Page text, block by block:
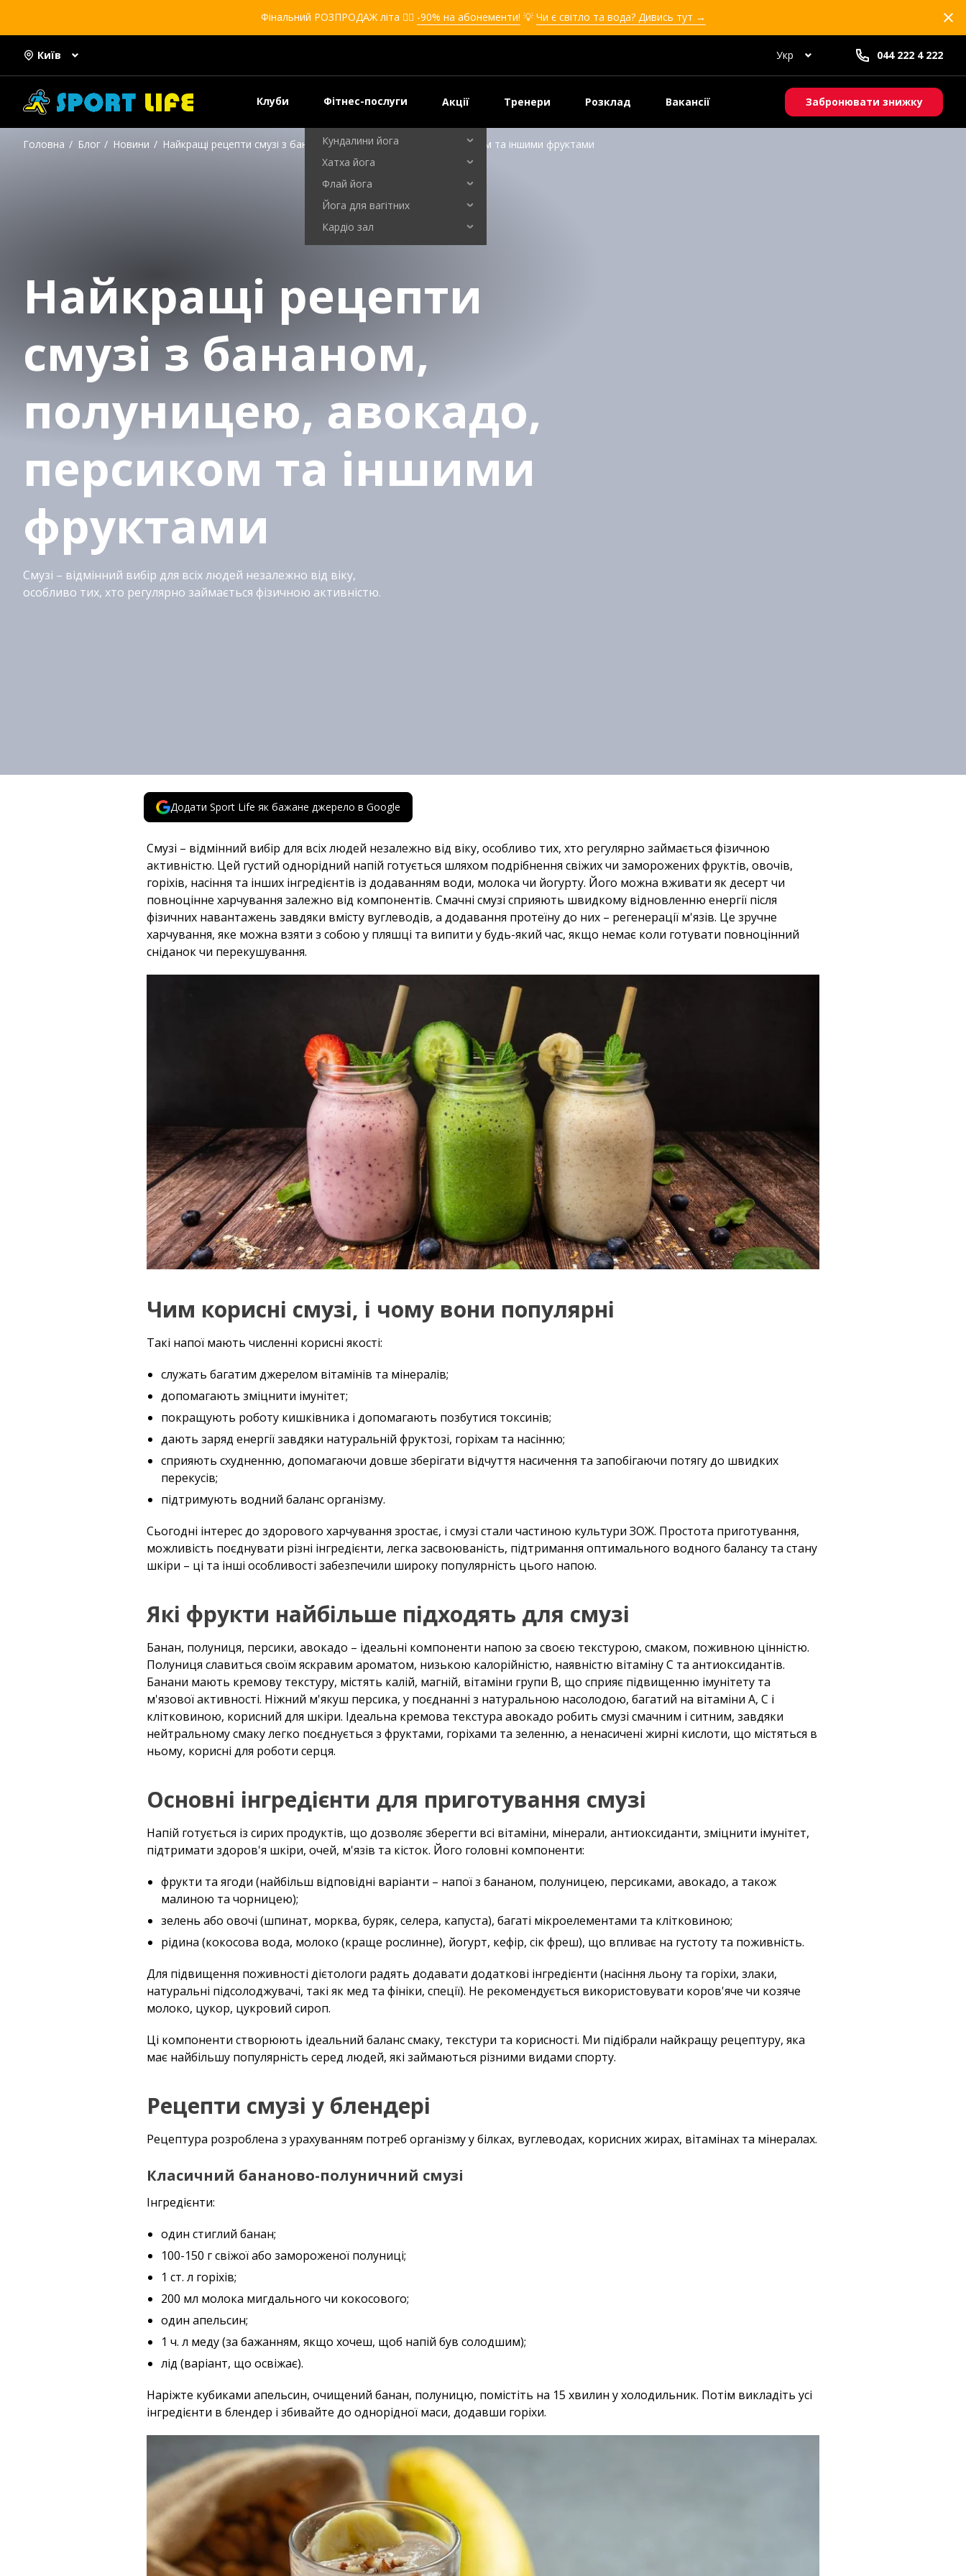
Фінальний РОЗПРОДАЖ літа ❤️‍🔥 -90% на абонементи! 💡 Чи є світло та вода? Дивись тут →
Київ Укр 044 222 4 222
Клуби Фітнес-послуги
Кікбоксинг для дівчат
Кікбоксинг для дітей
Самооборона для дівчат
Самооборона для дітей
Кундалини йога
Хатха йога
Флай йога
Йога для вагітних
Кардіо зал
Акції Тренери Розклад Вакансії Забронювати знижку
Головна Блог Новини Найкращі рецепти смузі з бананом, полуницею, авокадо, персиком та іншими фруктами
Найкращі рецепти
смузі з бананом,
полуницею, авокадо,
персиком та іншими
фруктами
Смузі – відмінний вибір для всіх людей незалежно від віку,
особливо тих, хто регулярно займається фізичною активністю.
Додати Sport Life як бажане джерело в Google
Смузі – відмінний вибір для всіх людей незалежно від віку, особливо тих, хто регулярно займається фізичною
активністю. Цей густий однорідний напій готується шляхом подрібнення свіжих чи заморожених фруктів, овочів,
горіхів, насіння та інших інгредієнтів із додаванням води, молока чи йогурту. Його можна вживати як десерт чи
повноцінне харчування залежно від компонентів. Смачні смузі сприяють швидкому відновленню енергії після
фізичних навантажень завдяки вмісту вуглеводів, а додавання протеїну до них – регенерації м'язів. Це зручне
харчування, яке можна взяти з собою у пляшці та випити у будь-який час, якщо немає коли готувати повноцінний
сніданок чи перекушування.
Чим корисні смузі, і чому вони популярні
Такі напої мають численні корисні якості:
служать багатим джерелом вітамінів та мінералів;
допомагають зміцнити імунітет;
покращують роботу кишківника і допомагають позбутися токсинів;
дають заряд енергії завдяки натуральній фруктозі, горіхам та насінню;
сприяють схудненню, допомагаючи довше зберігати відчуття насичення та запобігаючи потягу до швидких
перекусів;
підтримують водний баланс організму.
Сьогодні інтерес до здорового харчування зростає, і смузі стали частиною культури ЗОЖ. Простота приготування,
можливість поєднувати різні інгредієнти, легка засвоюваність, підтримання оптимального водного балансу та стану
шкіри – ці та інші особливості забезпечили широку популярність цього напою.
Які фрукти найбільше підходять для смузі
Банан, полуниця, персики, авокадо – ідеальні компоненти напою за своєю текстурою, смаком, поживною цінністю.
Полуниця славиться своїм яскравим ароматом, низькою калорійністю, наявністю вітаміну С та антиоксидантів.
Банани мають кремову текстуру, містять калій, магній, вітаміни групи B, що сприяє підвищенню імунітету та
м'язової активності. Ніжний м'якуш персика, у поєднанні з натуральною насолодою, багатий на вітаміни А, С і
клітковиною, корисний для шкіри. Ідеальна кремова текстура авокадо робить смузі смачним і ситним, завдяки
нейтральному смаку легко поєднується з фруктами, горіхами та зеленню, а ненасичені жирні кислоти, що містяться в
ньому, корисні для роботи серця.
Основні інгредієнти для приготування смузі
Напій готується із сирих продуктів, що дозволяє зберегти всі вітаміни, мінерали, антиоксиданти, зміцнити імунітет,
підтримати здоров'я шкіри, очей, м'язів та кісток. Його головні компоненти:
фрукти та ягоди (найбільш відповідні варіанти – напої з бананом, полуницею, персиками, авокадо, а також
малиною та чорницею);
зелень або овочі (шпинат, морква, буряк, селера, капуста), багаті мікроелементами та клітковиною;
рідина (кокосова вода, молоко (краще рослинне), йогурт, кефір, сік фреш), що впливає на густоту та поживність.
Для підвищення поживності дієтологи радять додавати додаткові інгредієнти (насіння льону та горіхи, злаки,
натуральні підсолоджувачі, такі як мед та фініки, спеції). Не рекомендується використовувати коров'яче чи козяче
молоко, цукор, цукровий сироп.
Ці компоненти створюють ідеальний баланс смаку, текстури та корисності. Ми підібрали найкращу рецептуру, яка
має найбільшу популярність серед людей, які займаються різними видами спорту.
Рецепти смузі у блендері
Рецептура розроблена з урахуванням потреб організму у білках, вуглеводах, корисних жирах, вітамінах та мінералах.
Класичний бананово-полуничний смузі
Інгредієнти:
один стиглий банан;
100-150 г свіжої або замороженої полуниці;
1 ст. л горіхів;
200 мл молока мигдального чи кокосового;
один апельсин;
1 ч. л меду (за бажанням, якщо хочеш, щоб напій був солодшим);
лід (варіант, що освіжає).
Наріжте кубиками апельсин, очищений банан, полуницю, помістіть на 15 хвилин у холодильник. Потім викладіть усі
інгредієнти в блендер і збивайте до однорідної маси, додавши горіхи.